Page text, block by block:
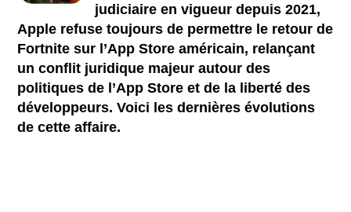
judiciaire en vigueur depuis 2021,
Apple refuse toujours de permettre le retour de
Fortnite sur l’App Store américain, relançant
un conflit juridique majeur autour des
politiques de l’App Store et de la liberté des
développeurs. Voici les dernières évolutions
de cette affaire.